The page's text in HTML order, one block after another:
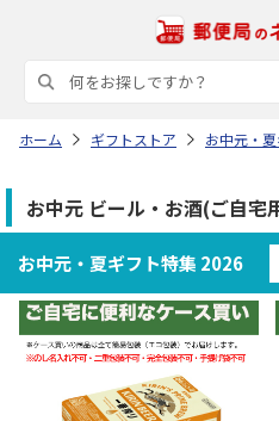
ホーム ギフトストア お中元・
お中元 ビール・お酒(ご自宅
お中元・夏ギフト特集 2026